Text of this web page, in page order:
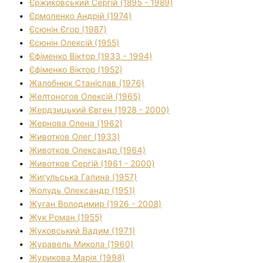
Єржиковський Сергій (1895 - 1989)
Єрмоленко Андрій (1974)
Єсюнін Єгор (1987)
Єсюнін Олексій (1955)
Єфіменко Віктор (1933 - 1994)
Єфіменко Віктор (1952)
Жалобнюк Станіслав (1976)
Желтоногов Олексій (1965)
Жердзицький Євген (1928 - 2000)
Жернова Олена (1962)
Животков Олег (1933)
Животков Олександр (1964)
Животков Сергій (1961 - 2000)
Жигульська Галина (1957)
Жолудь Олександр (1951)
Жуган Володимир (1926 - 2008)
Жук Роман (1955)
Жуковський Вадим (1971)
Журавель Микола (1960)
Журикова Марія (1998)